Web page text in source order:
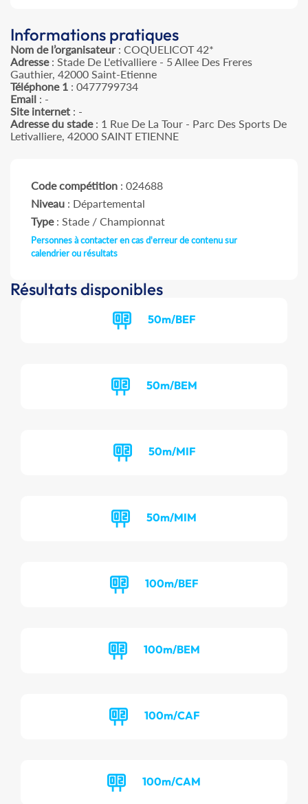
Informations pratiques
Nom de l’organisateur: COQUELICOT 42*
Adresse: Stade De L'etivalliere - 5 Allee Des Freres
Gauthier, 42000 Saint-Etienne
Téléphone 1 : 0477799734
Email : -
Site internet : -
Adresse du stade: 1 Rue De La Tour - Parc Des Sports De
Letivalliere, 42000 SAINT ETIENNE
Code compétition : 024688
Niveau : Départemental
Type: Stade / Championnat
Personnes à contacter en cas d'erreur de contenu sur
calendrier ou résultats
Résultats disponibles
50m/BEF
50m/BEM
50m/MIF
50m/MIM
100m/BEF
100m/BEM
100m/CAF
100m/CAM